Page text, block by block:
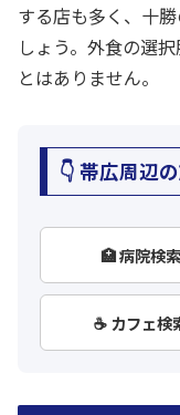
する店も多く、十
しょう。外食の選
とはありません。
👇 帯広周辺
🏥 病院検索
☕ カフェ検